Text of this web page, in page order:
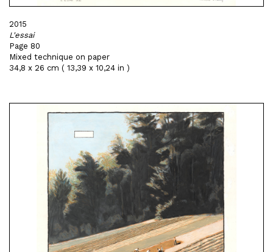
2015
L'essai
Page 80
Mixed technique on paper
34,8 x 26 cm ( 13,39 x 10,24 in )